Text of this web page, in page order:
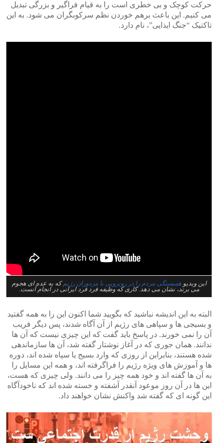
حرکت کوچک و بی خطری است را به قیام فراگیر و بزرگی تبدیل
می کنیم. این باعث برهم خوردن نظم سرکوبگران می شود. به این
تاکتیک “جنگ ایذایی”، نام دارد.
این ویدیوهمبستگی مردم را در روبرویی با مزدوران رژیمکه به عده ای هجوم
می برند، نشان می دهد. کاری که وظیفه فرد فرد ایرانی در انجام آنست.
البته به این اندیشه نباشید که بگویید شما اکنون این را به همه گفتید
و بسیجی ها و سپاهی های رژیم از آن آگاه شدند، پس دیگر فریب
آن را نمی خورند. در پاسخ باید گفت که این چیزی نیست که آن ها
ندانند. همان جوری که در آغاز نوشتار گفته شد، آن ها سازماندهی
شده هستند، بنابراین از روزی که وارد بسیج یا سپاه شده اند، دوره
ها و آموزش های ویژه رژیم را فراگرفته اند، و همه این مسایل را
به آن ها گفته اند و خود همه چیز را می دانند. ولی چیزی که هست،
این ها در آن روز موعود آنقدر آشفته و خسته شده اند که ناخودآگاه
این گونه ای که گفته شد واکنش نشان خواهند داد.